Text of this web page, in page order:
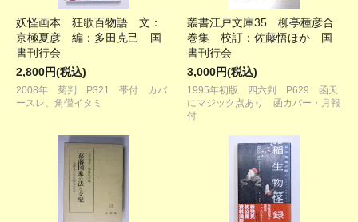
妖怪画本 狂歌百物語 文：
京極夏彦 編：多田克己 国
書刊行会
2,800円(税込)
2008年 菊判 P321 帯付 カバ
ースレ、角僅イタミ
叢書江戸文庫35 柳亭種彦合
巻集 校訂：佐藤悟ほか 国
書刊行会
3,000円(税込)
1995年初版 四六判 P629 函天
にマジック点あり 函カバー・月報
付